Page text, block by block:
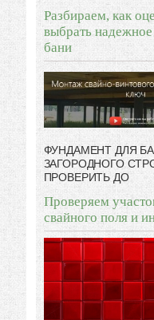
Разбираем, как
выбрать
бани
ФУНДАМЕНТ ДЛЯ
ЗАГОРОДНОГО
ПРОВЕРИТЬ ДО
Проверяем
свайного поля и